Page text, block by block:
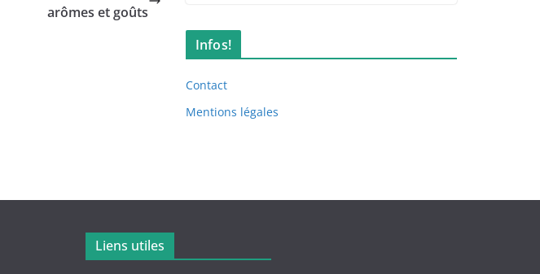
arômes et goûts
Infos!
Contact
Mentions légales
Liens utiles